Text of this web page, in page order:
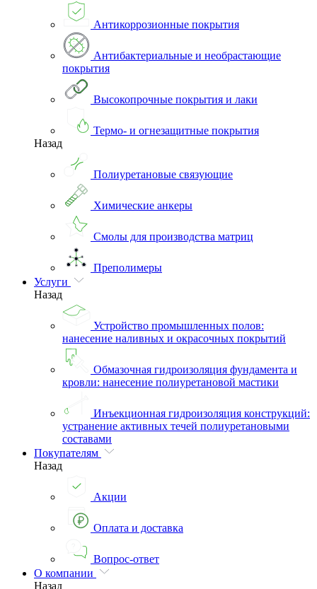
Антикоррозионные покрытия
Антибактериальные и необрастающие
покрытия
Высокопрочные покрытия и лаки
Термо- и огнезащитные покрытия
Назад
Полиуретановые связующие
Химические анкеры
Смолы для производства матриц
Преполимеры
Услуги
Назад
Устройство промышленных полов:
нанесение наливных и окрасочных покрытий
Обмазочная гидроизоляция фундамента и
кровли: нанесение полиуретановой мастики
Инъекционная гидроизоляция конструкций:
устранение активных течей полиуретановыми
составами
Покупателям
Назад
Акции
Оплата и доставка
Вопрос-ответ
О компании
Назад